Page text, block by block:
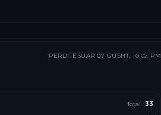
PËRDITËSUAR 07 GUSHT, 10:02 PM
Total 33